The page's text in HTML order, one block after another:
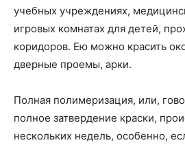
учебных учреждениях,
игровых комнатах для детей,
коридоров. Ею можно красить
дверные проемы, арки.
Полная полимеризация, или,
полное затвердение краски,
нескольких недель, особенно,